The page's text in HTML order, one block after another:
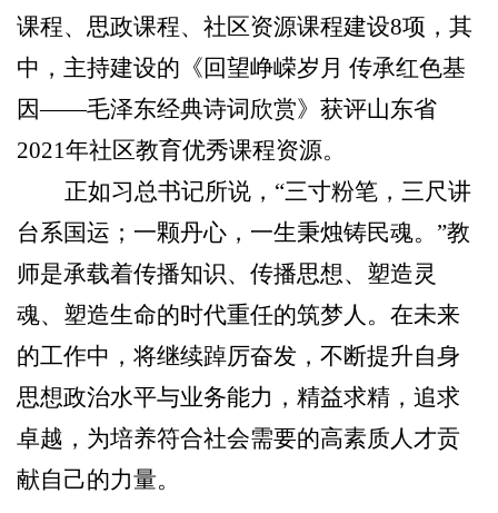
课程、思政课程、社区资源课程建设8项，其
中，主持建设的《回望峥嵘岁月 传承红色基
因——毛泽东经典诗词欣赏》获评山东省
2021年社区教育优秀课程资源。
正如习总书记所说，“三寸粉笔，三尺讲
台系国运；一颗丹心，一生秉烛铸民魂。”教
师是承载着传播知识、传播思想、塑造灵
魂、塑造生命的时代重任的筑梦人。在未来
的工作中，将继续踔厉奋发，不断提升自身
思想政治水平与业务能力，精益求精，追求
卓越，为培养符合社会需要的高素质人才贡
献自己的力量。